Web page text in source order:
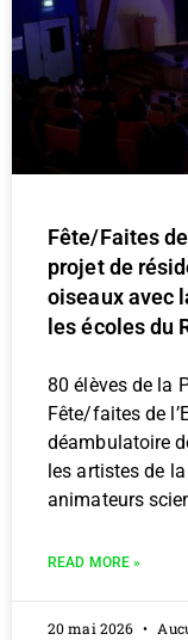
Fête/Faites
projet de
oiseaux avec
les écoles du
80 élèves de la
Fête/faites de
déambulatoire
les artistes de
animateurs
READ MORE »
20 mai 2026